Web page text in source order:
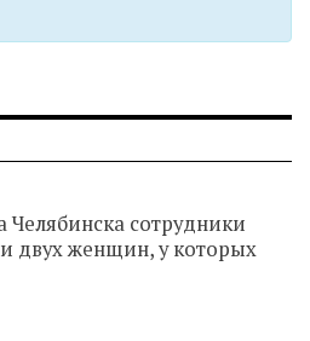
Челябинска сотрудники
двух женщин, у которых